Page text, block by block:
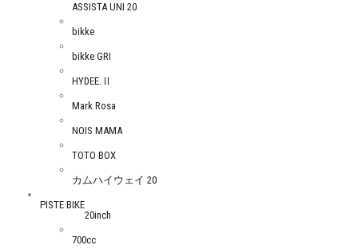
ASSISTA UNI 20
bikke
bikke GRI
HYDEE.Ⅱ
Mark Rosa
NOIS MAMA
TOTO BOX
カムハイウェイ 20
PISTE BIKE
20inch
700cc